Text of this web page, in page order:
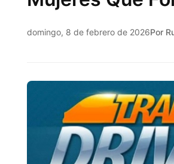
domingo, 8 de febrero de 2026Por